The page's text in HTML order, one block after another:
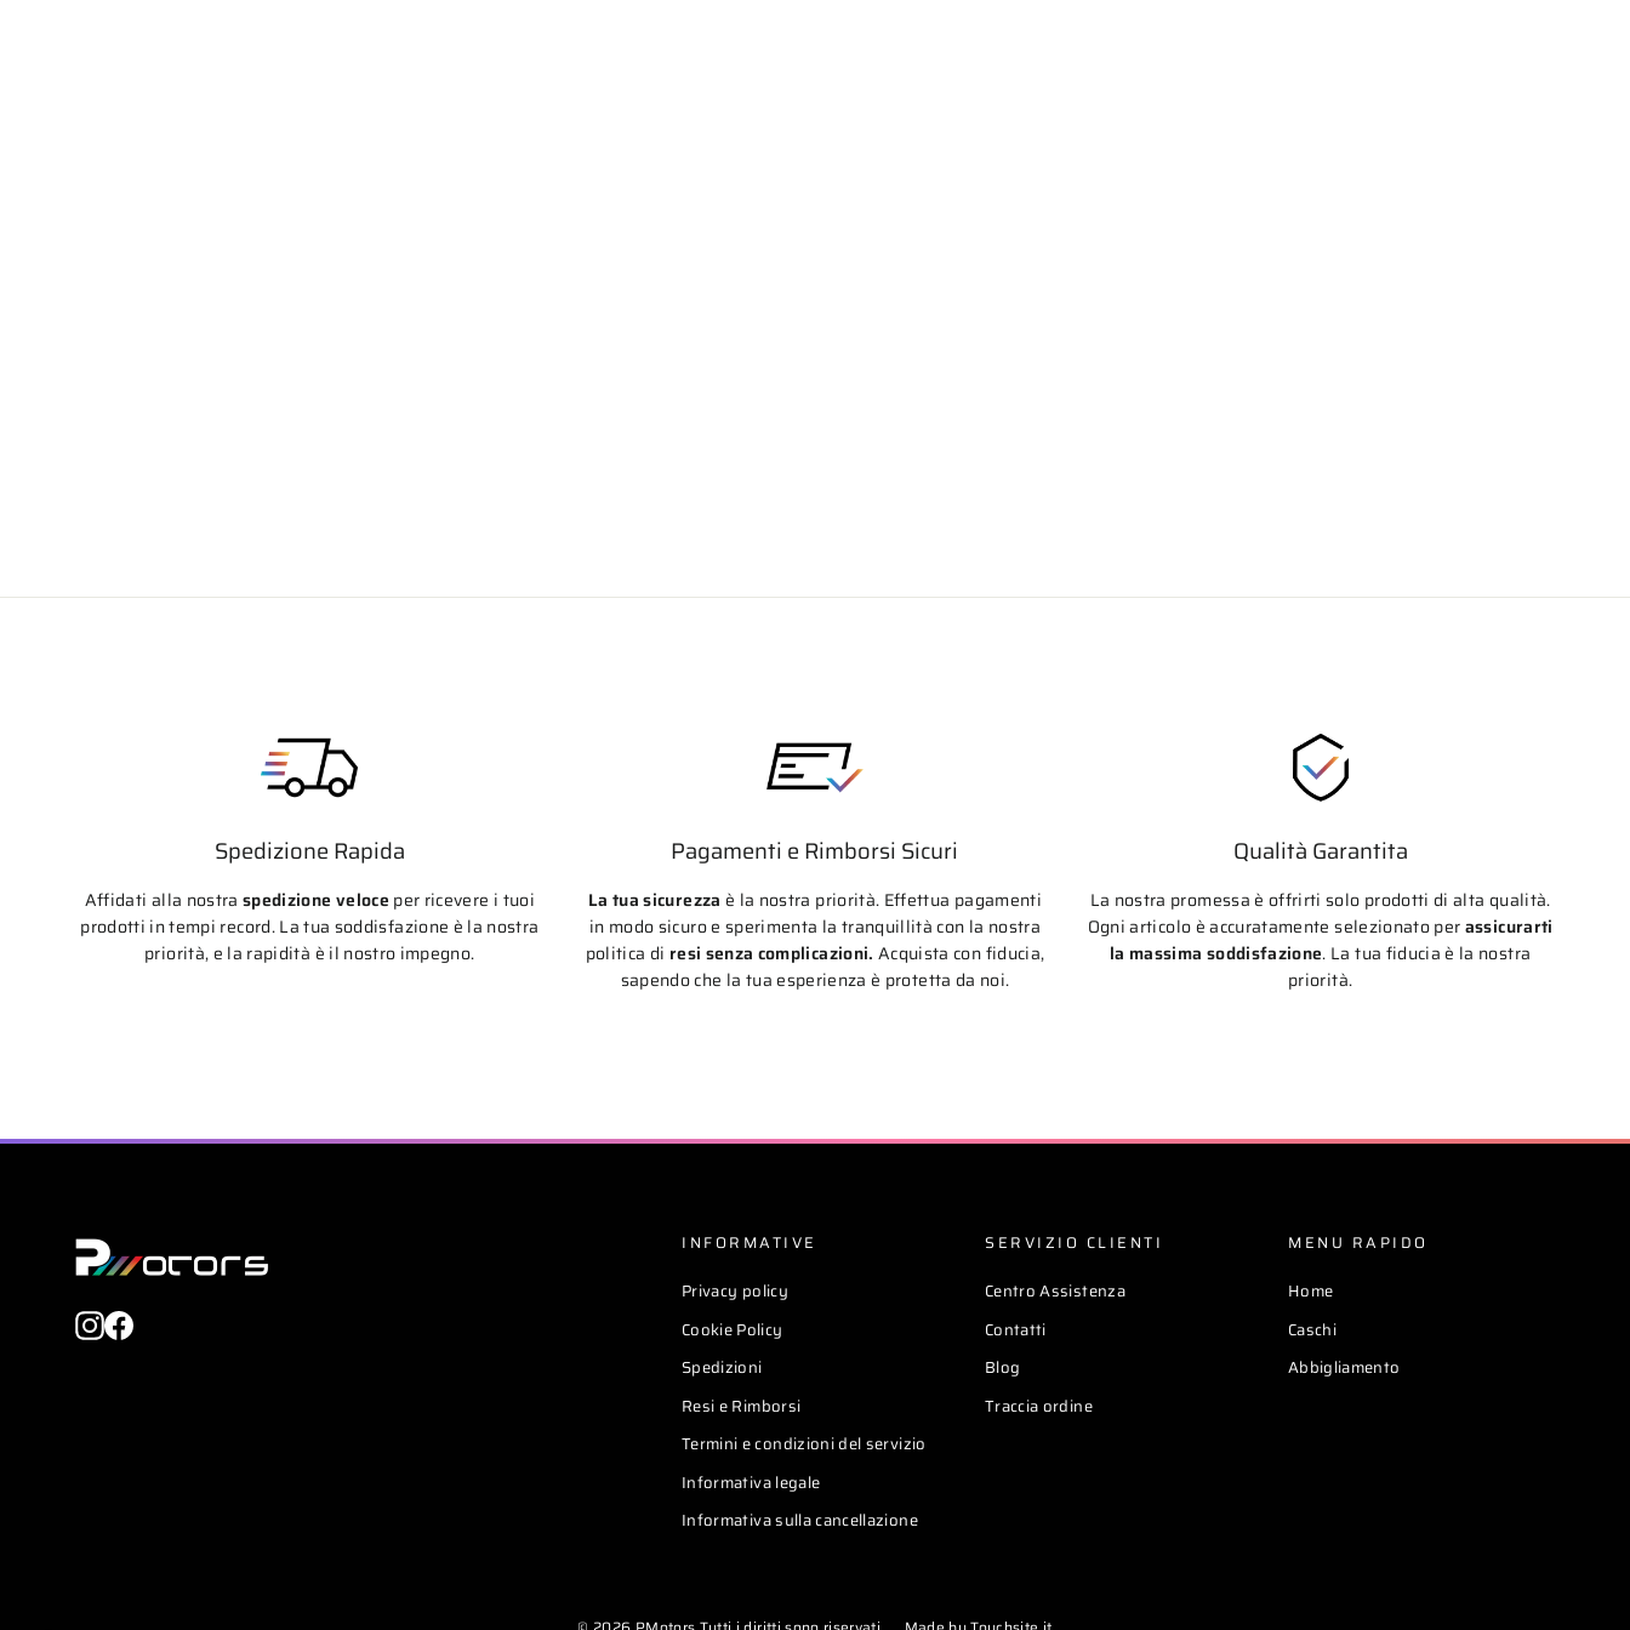
Spedizione Rapida
Affidati alla nostraspedizione veloce per ricevere i tuoi
prodotti in tempi record. La tua soddisfazione è la nostra
priorità, e la rapidità è il nostro impegno.
Pagamenti e Rimborsi Sicuri
La tua sicurezza è la nostra priorità. Effettua pagamenti
in modo sicuro e sperimenta la tranquillità con la nostra
politica di resi senza complicazioni. Acquista con fiducia,
sapendo che la tua esperienza è protetta da noi.
Qualità Garantita
La nostra promessa è offrirti solo prodotti di alta qualità.
Ogni articolo è accuratamente selezionato perassicurarti
la massima soddisfazione. La tua fiducia è la nostra
priorità.
Instagram
Facebook
INFORMATIVE
Privacy policy
Cookie Policy
Spedizioni
Resi e Rimborsi
Termini e condizioni del servizio
Informativa legale
Informativa sulla cancellazione
SERVIZIO CLIENTI
Centro Assistenza
Contatti
Blog
Traccia ordine
MENU RAPIDO
Home
Caschi
Abbigliamento